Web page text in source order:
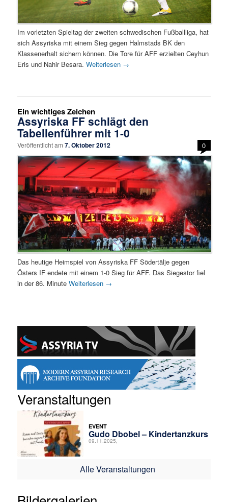
Im vorletzten Spieltag der zweiten schwedischen Fußballliga, hat
sich Assyriska mit einem Sieg gegen Halmstads BK den
Klassenerhalt sichern können. Die Tore für AFF erzielten Ceyhun
Eris und Nahir Besara.Weiterlesen →
Ein wichtiges Zeichen
Assyriska FF schlägt den
Tabellenführer mit 1-0
Veröffentlicht am7. Oktober 2012 0
Das heutige Heimspiel von Assyriska FF Södertälje gegen
Östers IF endete mit einem 1-0 Sieg für AFF. Das Siegestor fiel
in der 86. MinuteWeiterlesen →
Veranstaltungen
EVENT
Gudo Dbobel – Kindertanzkurs
09.11.2025,
Alle Veranstaltungen